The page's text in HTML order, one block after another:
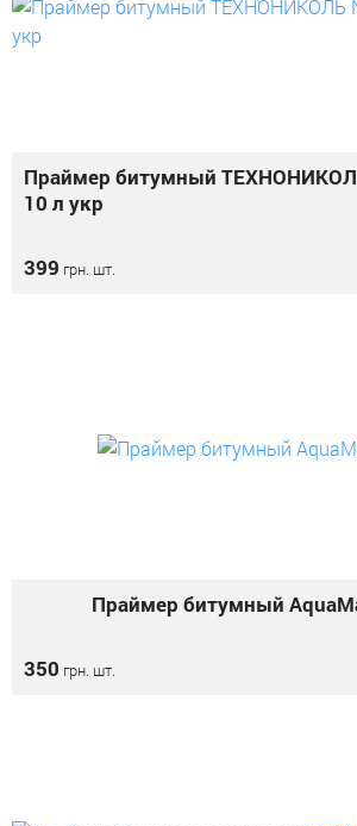
Праймер битумный
10 л укр
399 грн. шт.
Праймер битумный
350 грн. шт.